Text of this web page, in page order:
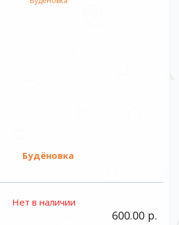
Будёновка
Нет в наличии
600.00 р.